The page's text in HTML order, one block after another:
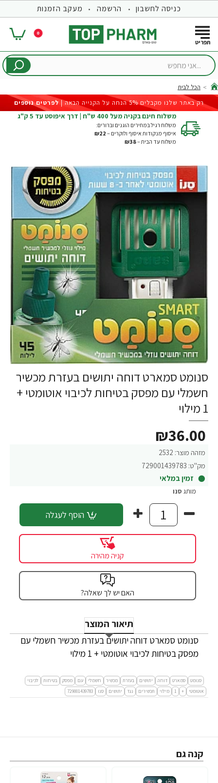
כניסה לחשבון הרשמה מעקב הזמנות
0
...אני
home
הכל לבית
רק באתר שלנו מקבלים 5% הנחה על הקנייה הבאה |
לפרטים נוספים
משלוח חינם בקניה מעל 400 ש"ח | דרך איפוסט עד 5 ק"ג
משלוח רגיל במחירים הוגנים וברורים:
איסוף מנקודות איסוף ולוקרים – ₪22
משלוח עד הבית –₪38
סנומט סמארט דוחה יתושים בעזרת מכשיר
חשמלי עם מפסק בטיחות לכיבוי אוטומטי +
1 מילוי
מזהה מוצר: 2532
מק"ט: 729001439783
זמין במלאי
₪36.00
מותג סנו
הוסף לעגלה
קניה מהירה
האם יש לך שאלה?
תיאור המוצר
סנומט סמארט דוחה יתושים בעזרת מכשיר חשמלי עם
מפסק בטיחות לכיבוי אוטומטי + 1 מילוי
סנומט סמארט דוחה יתושים בעזרת מכשיר חשמלי עם מפסק בטיחות
לכיבוי
אוטומטי
+
1 מילוי תכשירים נגד יתושים סנו 729001439783
קנה גם